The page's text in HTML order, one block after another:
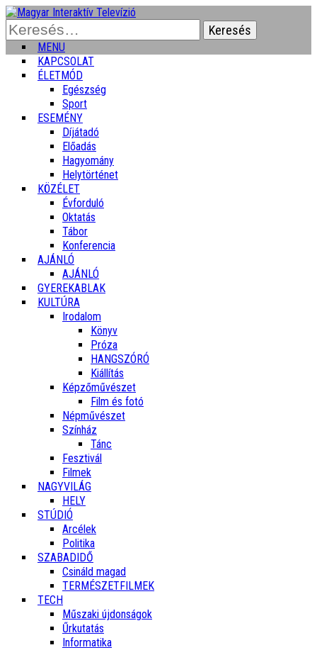
Keresés:
MENU
KAPCSOLAT
ÉLETMÓD
Egészség
Sport
ESEMÉNY
Díjátadó
Előadás
Hagyomány
Helytörténet
KÖZÉLET
Évforduló
Oktatás
Tábor
Konferencia
AJÁNLÓ
AJÁNLÓ
GYEREKABLAK
KULTÚRA
Irodalom
Könyv
Próza
HANGSZÓRÓ
Kiállítás
Képzőművészet
Film és fotó
Népművészet
Színház
Tánc
Fesztivál
Filmek
NAGYVILÁG
HELY
STÚDIÓ
Arcélek
Politika
SZABADIDŐ
Csináld magad
TERMÉSZETFILMEK
TECH
Műszaki újdonságok
Űrkutatás
Informatika